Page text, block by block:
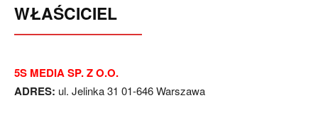
WŁAŚCICIEL
5S MEDIA SP. Z O.O.
ADRES: ul. Jelinka 31 01-646 Warszawa